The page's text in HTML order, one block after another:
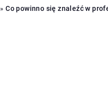
»Co powinno się znaleźć w